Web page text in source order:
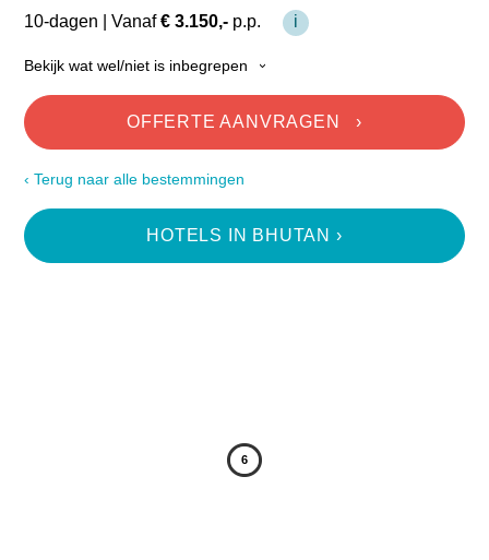
Duurzaamheid
Incentive Reizen
Reisvoorwaarden
Contact
10-dagen |Vanaf€ 3.150,- p.p. i
Bekijk wat wel/niet is inbegrepen ›
OFFERTE AANVRAGEN ›
‹ Terug naar alle bestemmingen
HOTELS IN BHUTAN ›
6